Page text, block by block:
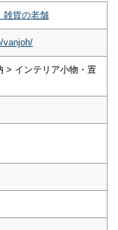
雑貨の老舗
vanjoh/
> インテリア小物・置